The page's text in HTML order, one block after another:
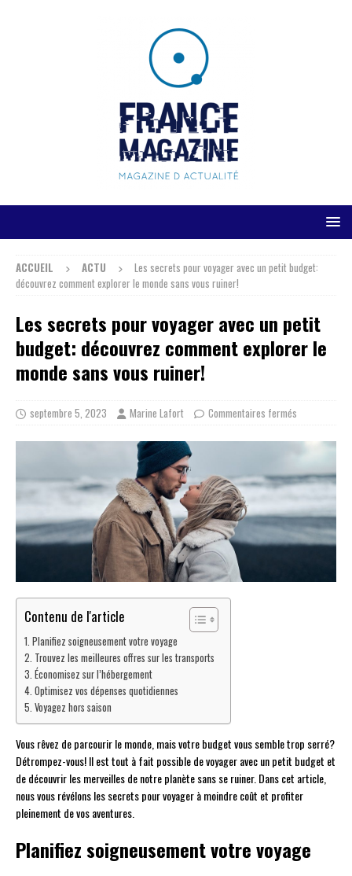
ACCUEIL ACTU
Les secrets pour voyager avec un petit budget:
découvrez comment explorer le monde sans vous ruiner!
Les secrets pour voyager avec un petit
budget: découvrez comment explorer le
monde sans vous ruiner!
septembre 5, 2023 Marine Lafort Commentaires fermés
Contenu de l'article
Planifiez soigneusement votre voyage
Trouvez les meilleures offres sur les transports
Économisez sur l’hébergement
Optimisez vos dépenses quotidiennes
Voyagez hors saison
Vous rêvez de parcourir le monde, mais votre budget vous semble trop serré?
Détrompez-vous! Il est tout à fait possible de voyager avec un petit budget et
de découvrir les merveilles de notre planète sans se ruiner. Dans cet article,
nous vous révélons les secrets pour voyager à moindre coût et profiter
pleinement de vos aventures.
Planifiez soigneusement votre voyage